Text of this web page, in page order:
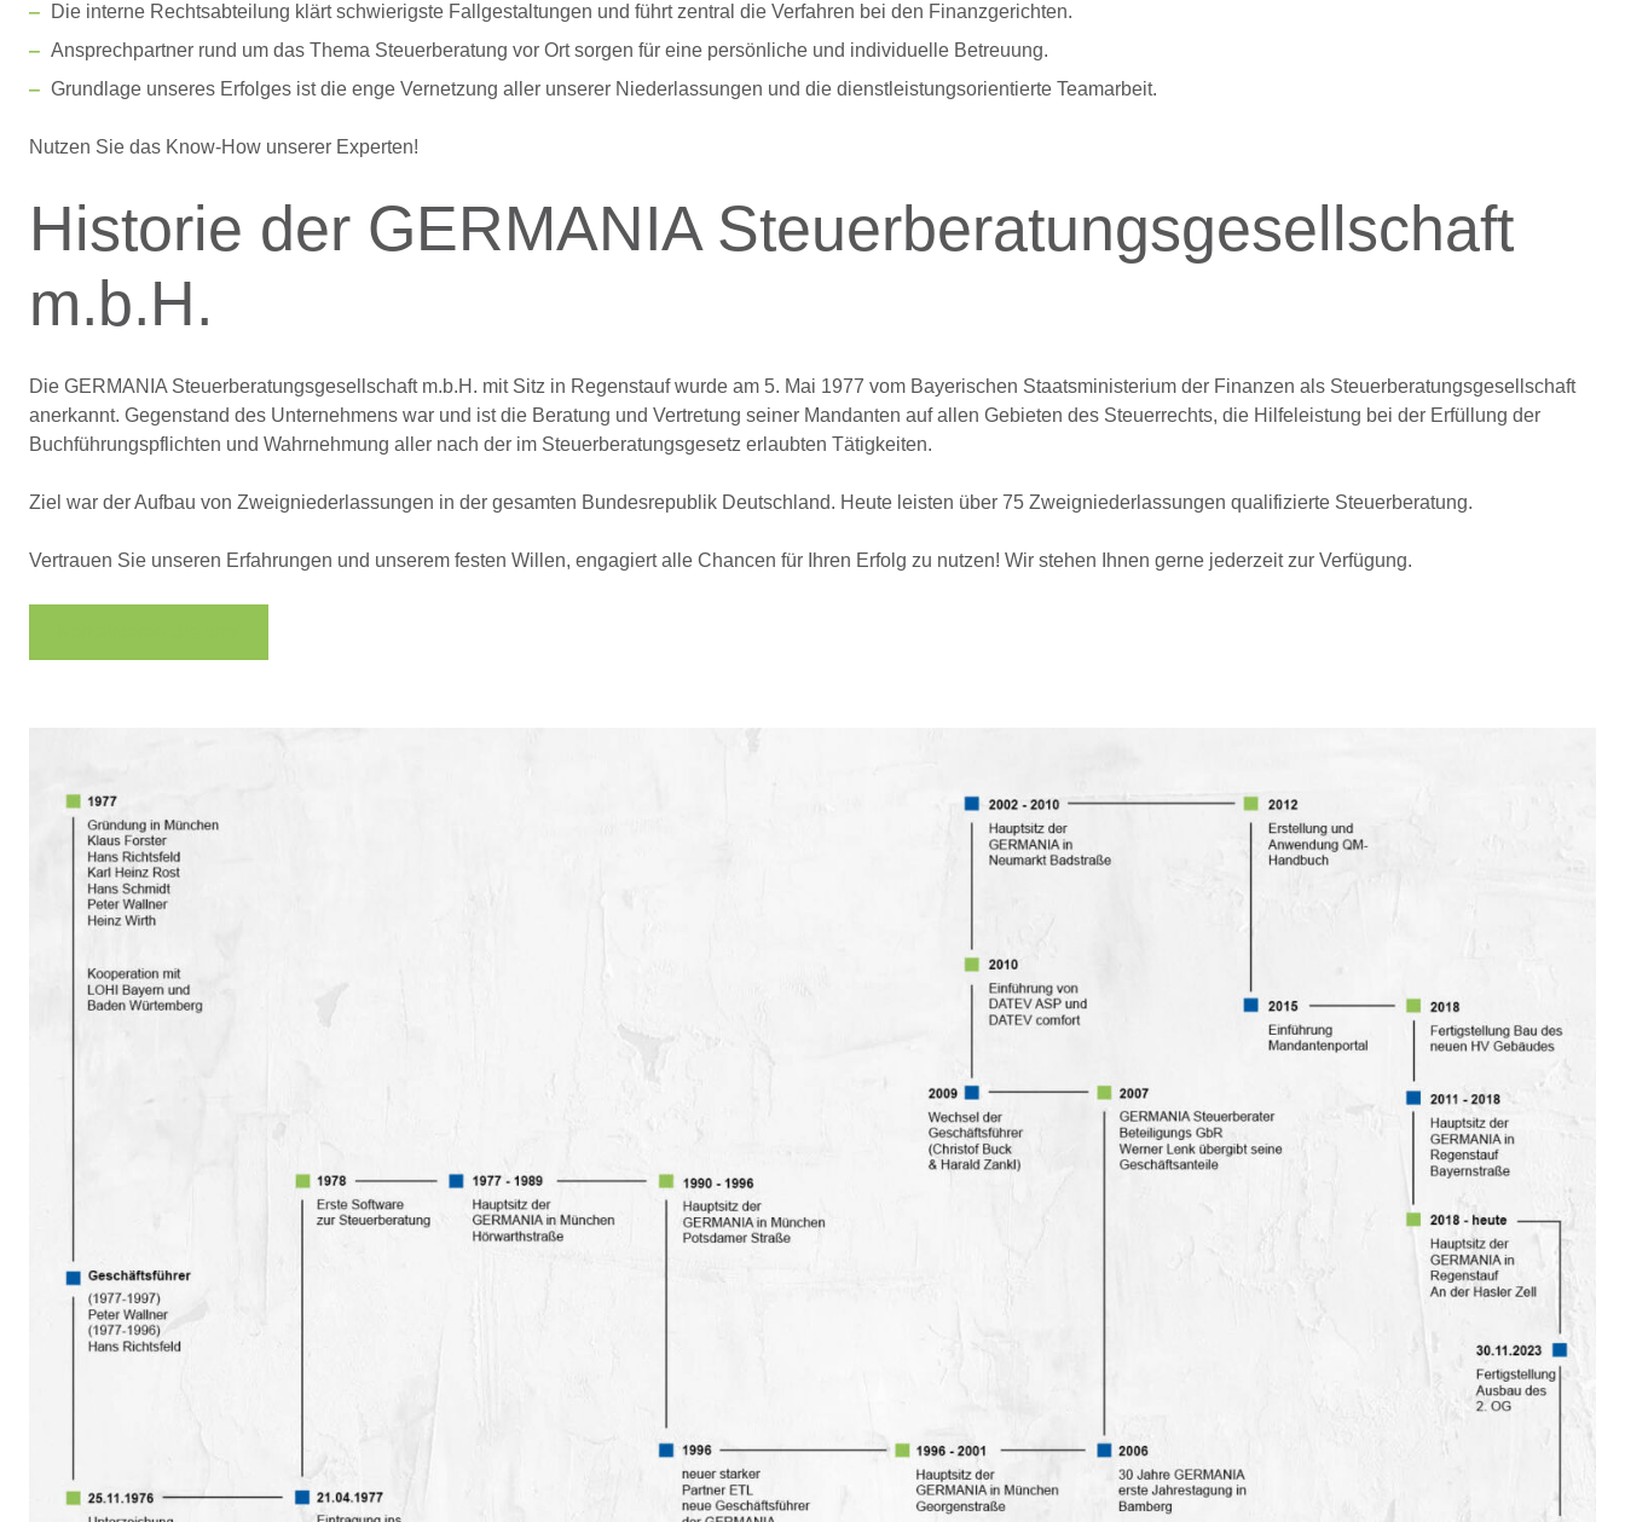
Die interne Rechtsabteilung klärt schwierigste Fallgestaltungen und führt zentral die Verfahren bei den Finanzgerichten.
Ansprechpartner rund um das Thema Steuerberatung vor Ort sorgen für eine persönliche und individuelle Betreuung.
Grundlage unseres Erfolges ist die enge Vernetzung aller unserer Niederlassungen und die dienstleistungsorientierte Teamarbeit.
Nutzen Sie das Know-How unserer Experten!
Historie der GERMANIA Steuerberatungsgesellschaft
m.b.H.
Die GERMANIA Steuerberatungsgesellschaft m.b.H. mit Sitz in Regenstauf wurde am 5. Mai 1977 vom Bayerischen Staatsministerium der Finanzen als Steuerberatungsgesellschaft
anerkannt. Gegenstand des Unternehmens war und ist die Beratung und Vertretung seiner Mandanten auf allen Gebieten des Steuerrechts, die Hilfeleistung bei der Erfüllung der
Buchführungspflichten und Wahrnehmung aller nach der im Steuerberatungsgesetz erlaubten Tätigkeiten.
Ziel war der Aufbau von Zweigniederlassungen in der gesamten Bundesrepublik Deutschland. Heute leisten über 75 Zweigniederlassungen qualifizierte Steuerberatung.
Vertrauen Sie unseren Erfahrungen und unserem festen Willen, engagiert alle Chancen für Ihren Erfolg zu nutzen! Wir stehen Ihnen gerne jederzeit zur Verfügung.